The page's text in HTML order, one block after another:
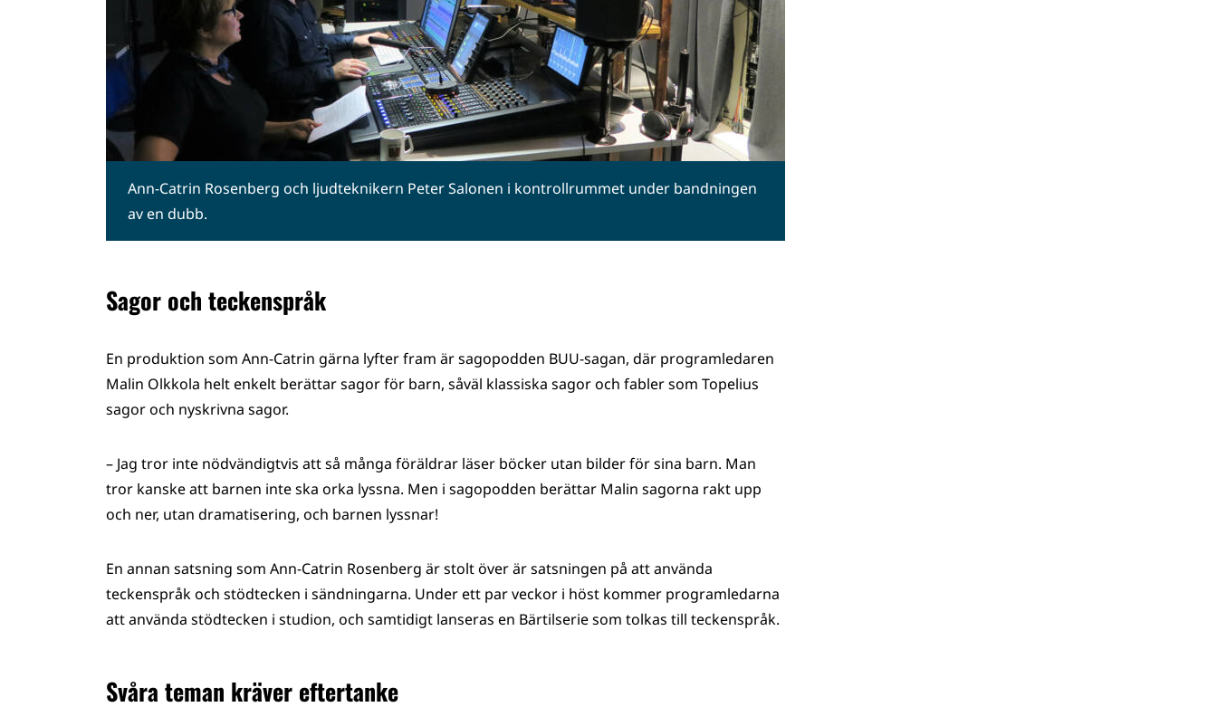
Ann-Catrin Rosenberg och ljudteknikern Peter Salonen i kontrollrummet under bandningen
av en dubb.
Sagor och teckenspråk
En produktion som Ann-Catrin gärna lyfter fram är sagopodden BUU-sagan, där programledaren
Malin Olkkola helt enkelt berättar sagor för barn, såväl klassiska sagor och fabler som Topelius
sagor och nyskrivna sagor.
– Jag tror inte nödvändigtvis att så många föräldrar läser böcker utan bilder för sina barn. Man
tror kanske att barnen inte ska orka lyssna. Men i sagopodden berättar Malin sagorna rakt upp
och ner, utan dramatisering, och barnen lyssnar!
En annan satsning som Ann-Catrin Rosenberg är stolt över är satsningen på att använda
teckenspråk och stödtecken i sändningarna. Under ett par veckor i höst kommer programledarna
att använda stödtecken i studion, och samtidigt lanseras en Bärtilserie som tolkas till teckenspråk.
Svåra teman kräver eftertanke